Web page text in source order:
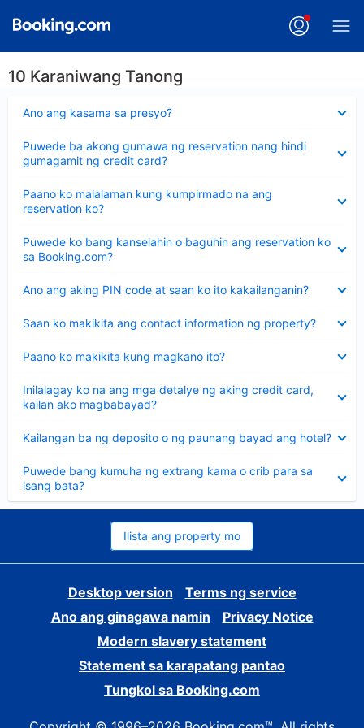
10 Karaniwang Tanong
Ano ang kasama sa presyo?
ang
Puwede ba akong gumawa ng reservation nang hindi
gumagamit ng credit card?
ang
sagot
Paano ko malalaman kung kumpirmado na ang
reservation ko?
ang
sagot
Puwede ko bang kanselahin o baguhin ang reservation ko
sa Booking.com?
ang
sagot
Ano ang aking PIN code at saan ko ito kakailanganin?
ang
Saan ko makikita ang contact information ng property?
ang
Paano ko makikita kung magkano ito?
ang
Inilalagay ko na ang mga detalye ng aking credit card,
kailan ako magbabayad?
ang
sagot
Kailangan ba ng deposito o ng paunang bayad ang hotel?
ang
Puwede bang kumuha ng extrang kama o crib para sa
isang bata?
ang
sagot
Ilista ang property mo
Desktop version
Terms ng service
Ano ang ginagawa namin
Privacy Notice
Modern slavery statement
Statement sa karapatang pantao
Tungkol sa Booking.com